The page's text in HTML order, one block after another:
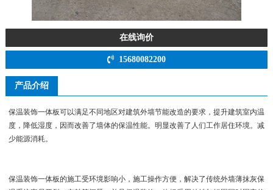
在线询价
15680082200
产品介绍
保温装饰一体板可以满足不同地区对建筑外墙节能改造的要求，提升建筑室内温
度，降低湿度，因而改善了墙体的保温性能。明显改善了人们工作居住环境。减
少能源消耗。
保温装饰一体板的施工受环境影响小，施工操作方便，解决了传统外墙薄抹灰保